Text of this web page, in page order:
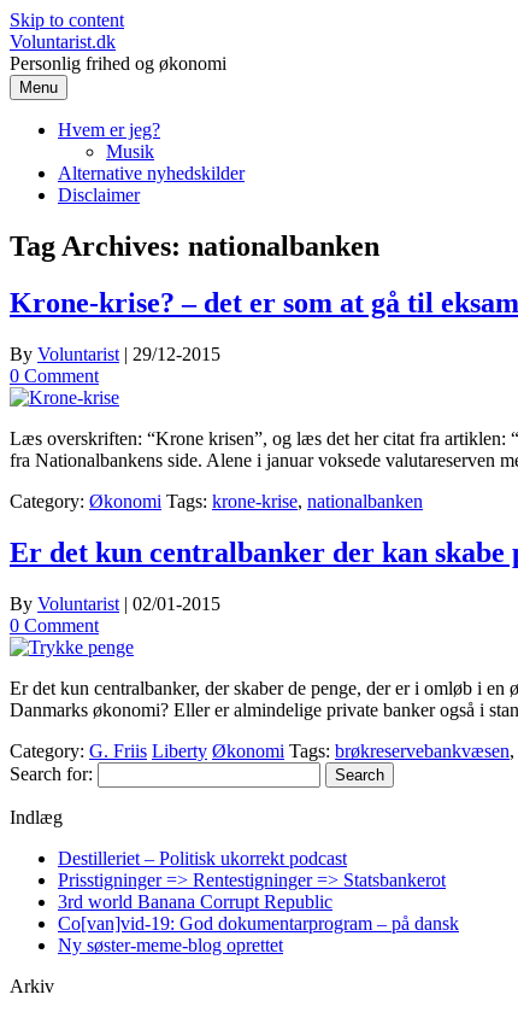
Skip to content
Voluntarist.dk
Personlig frihed og økonomi
Menu
Hvem er jeg?
Musik
Alternative nyhedskilder
Disclaimer
Tag Archives: nationalbanken
Krone-krise? – det er som at gå til
By Voluntarist | 29/12-2015
0 Comment
Læs overskriften: “Krone krisen”, og læs det her citat fra artiklen:
fra Nationalbankens side. Alene i januar voksede valutareserven
Category: Økonomi Tags: krone-krise, nationalbanken
Er det kun centralbanker der kan skabe
By Voluntarist | 02/01-2015
0 Comment
Er det kun centralbanker, der skaber de penge, der er i omløb i
Danmarks økonomi? Eller er almindelige private banker også i
Category: G. Friis Liberty Økonomi Tags: brøkreservebankvæsen,
Search for:
Indlæg
Destilleriet – Politisk ukorrekt podcast
Prisstigninger => Rentestigninger => Statsbankerot
3rd world Banana Corrupt Republic
Co[van]vid-19: God dokumentarprogram – på dansk
Ny søster-meme-blog oprettet
Arkiv